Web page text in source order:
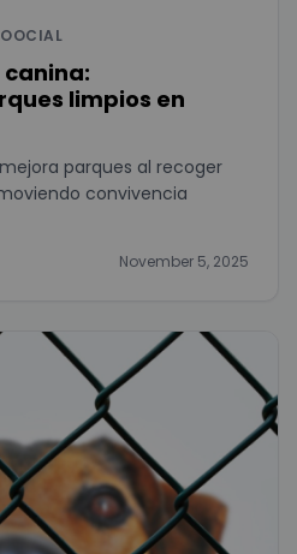
limpios en
parques al recoger
convivencia
November 5, 2025